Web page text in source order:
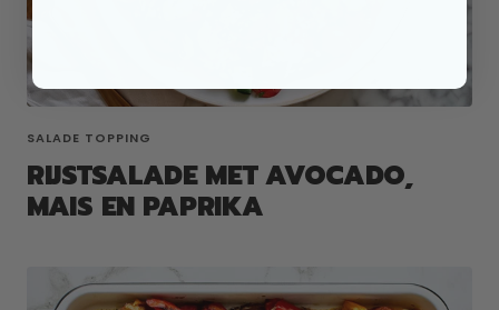
SALADE TOPPING
RIJSTSALADE MET AVOCADO,
MAIS EN PAPRIKA